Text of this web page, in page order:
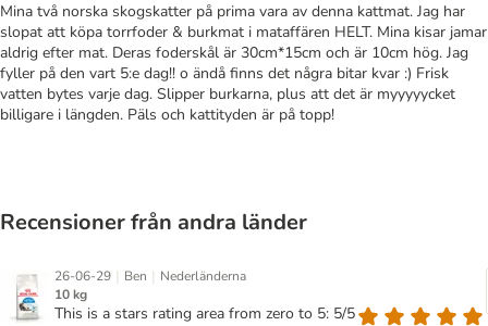
Mina två norska skogskatter på prima vara av denna kattmat. Jag har
slopat att köpa torrfoder & burkmat i mataffären HELT. Mina kisar jamar
aldrig efter mat. Deras foderskål är 30cm*15cm och är 10cm hög. Jag
fyller på den vart 5:e dag!! o ändå finns det några bitar kvar :) Frisk
vatten bytes varje dag. Slipper burkarna, plus att det är myyyyycket
billigare i längden. Päls och kattityden är på topp!
Recensioner från andra länder
26-06-29 | Ben | Nederländerna
10 kg
This is a stars rating area from zero to 5: 5/5